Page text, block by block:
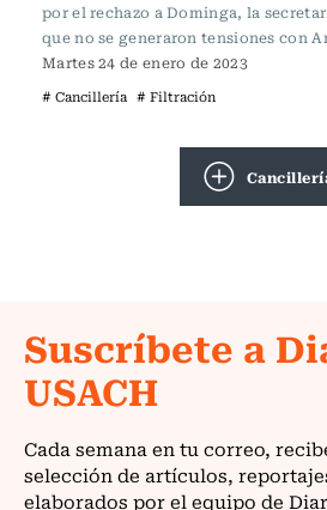
por el rechazo a Dominga, la
que no se generaron tensiones con
Martes 24 de enero de 2023
# Cancillería # Filtración